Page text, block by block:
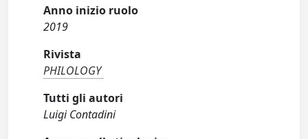
Anno inizio ruolo
2019
Rivista
PHILOLOGY
Tutti gli autori
Luigi Contadini